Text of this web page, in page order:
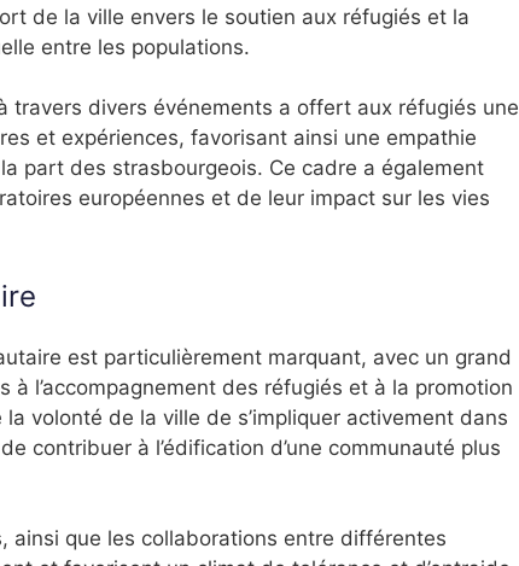
de la ville envers le soutien aux réfugiés et la
entre les populations.
travers divers événements a offert aux réfugiés une
et expériences, favorisant ainsi une empathie
part des strasbourgeois. Ce cadre a également
européennes et de leur impact sur les vies
est particulièrement marquant, avec un grand
à l’accompagnement des réfugiés et à la promotion
volonté de la ville de s’impliquer activement dans
contribuer à l’édification d’une communauté plus
ainsi que les collaborations entre différentes